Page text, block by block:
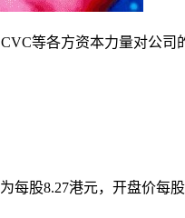
等各方资本力量对公司
股8.27港元，开盘价每